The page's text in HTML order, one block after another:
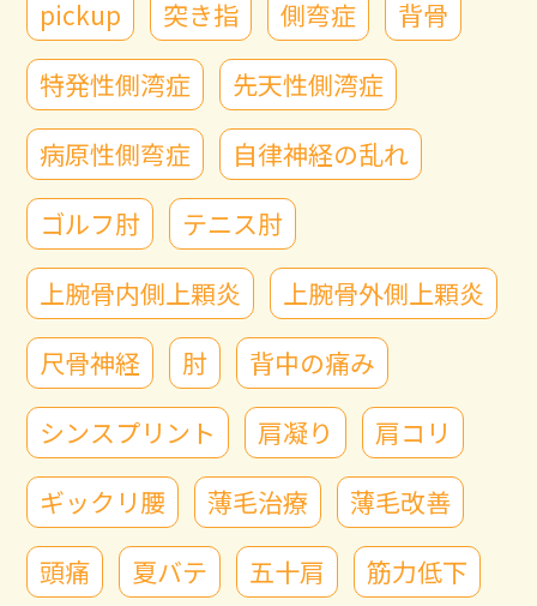
pickup
突き指 側弯症
背骨
特発性側湾症
先天性側湾症
病原性側弯症
自律神経の乱れ
ゴルフ肘
テニス肘
上腕骨内側上顆炎
上腕骨外側上顆炎
尺骨神経
肘
背中の痛み
シンスプリント
肩凝り
肩コリ
ギックリ腰
薄毛治療
薄毛改善
頭痛
夏バテ 五十肩
筋力低下